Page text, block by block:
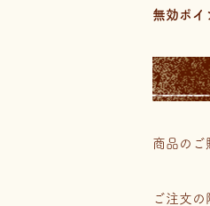
無効ポイ
商品のご
ご注文の